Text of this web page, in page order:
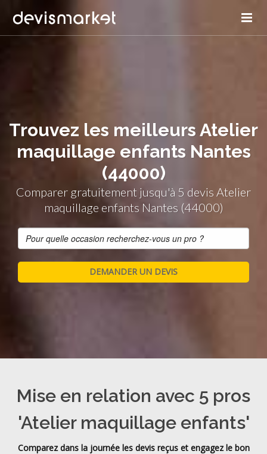
Trouvez les meilleurs Atelier
maquillage enfants Nantes
(44000)
Comparer gratuitement jusqu'à 5 devis Atelier
maquillage enfants Nantes (44000)
Mise en relation avec 5 pros
'Atelier maquillage enfants'
Comparez dans la journée les devis reçus et engagez le bon